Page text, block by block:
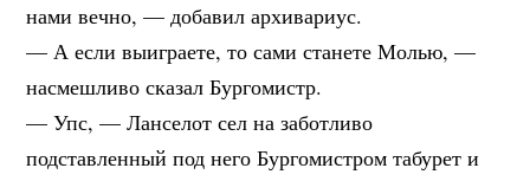
нами вечно, — добавил архивариус.
— А если выиграете, то сами станете Молью, —
насмешливо сказал Бургомистр.
— Упс, — Ланселот сел на заботливо
подставленный под него Бургомистром табурет и